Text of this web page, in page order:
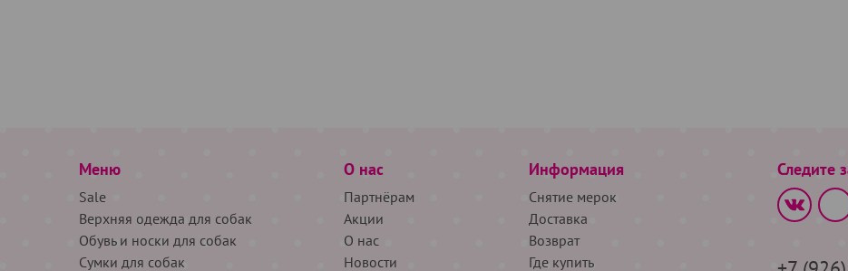
Меню
Sale
Верхняя одежда для собак
Обувь и носки для собак
Сумки для собак
О нас
Партнёрам
Акции
О нас
Новости
Информация
Снятие мерок
Доставка
Возврат
Где купить
Следите